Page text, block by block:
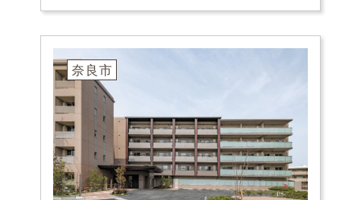
は、一人ひとりの性格や好みを尊重した温もり
の […]
奈良市